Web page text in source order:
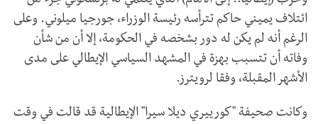
ائتلاف يميني حاكم تترأسه رئيسة الوزراء، جورجيا ميلوني. وعلى
الرغم أنه لم يكن له دور بشخصه في الحكومة، إلا أن من شأن
وفاته أن تتسبب بهزة في المشهد السياسي الإيطالي على مدى
الأشهر المقبلة، وفقا لرويترز.
وكانت صحيفة "كورييري ديلا سيرا" الإيطالية قد قالت في وقت